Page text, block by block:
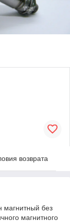
возврата
магнитный без
магнитного